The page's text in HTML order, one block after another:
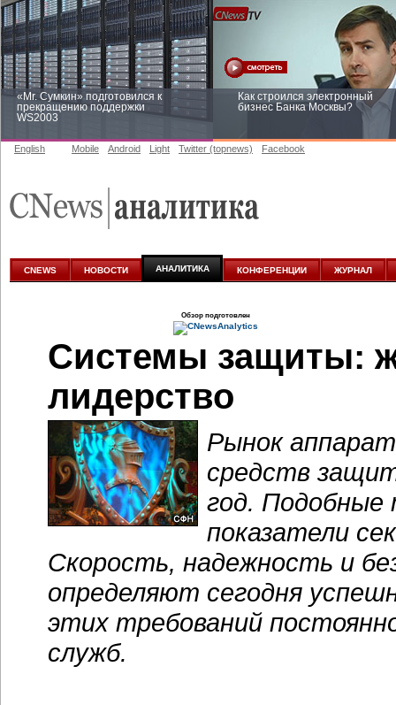
«Mr. Сумкин» подготовился к
прекращению поддержки
WS2003
Как строился электронный
бизнес Банка Москвы?
аналитике
English Mobile Android Light Twitter (topnews) Facebook
CNEWS НОВОСТИ АНАЛИТИКА КОНФЕРЕНЦИИ ЖУРНАЛ
Обзор подготовлен
Системы защиты:
лидерство
Рынок
средств
год.
показатели
Скорость, надежность и
определяют сегодня
этих требований
служб.